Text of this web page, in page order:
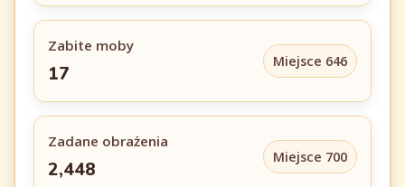
Zabite moby
17
Miejsce 646
Zadane obrażenia
2,448
Miejsce 700